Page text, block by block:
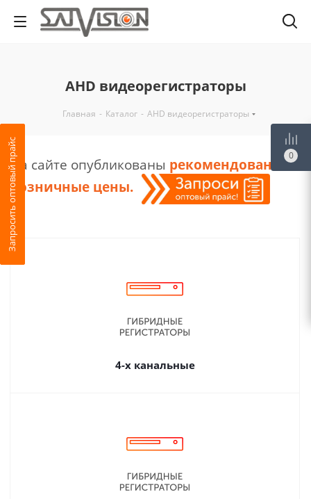
АНD видеорегистраторы
Главная - Каталог - АНD видеорегистраторы
На сайте опубликованы рекомендованные
розничные цены.
4-х канальные
Запросить оптовый прайс 0